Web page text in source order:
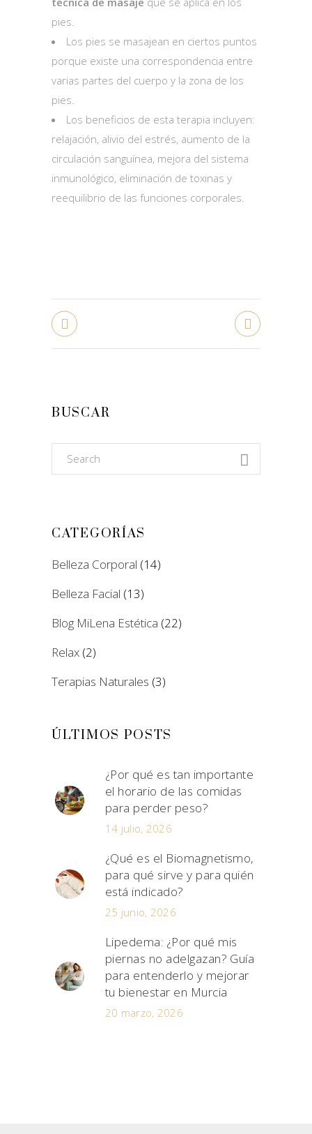
pies.
Los pies se masajean en ciertos puntos
porque existe una correspondencia entre
varias partes del cuerpo y la zona de los
pies.
Los beneficios de esta terapia incluyen:
relajación, alivio del estrés, aumento de la
circulación sanguínea, mejora del sistema
inmunológico, eliminación de toxinas y
reequilibrio de las funciones corporales.
BUSCAR
Search
for:
CATEGORÍAS
Belleza Corporal (14)
Belleza Facial (13)
Blog MiLena Estética (22)
Relax (2)
Terapias Naturales (3)
ÚLTIMOS POSTS
¿Por qué es tan importante
el horario de las comidas
para perder peso?
14 julio, 2026
¿Qué es el Biomagnetismo,
para qué sirve y para quién
está indicado?
25 junio, 2026
Lipedema: ¿Por qué mis
piernas no adelgazan? Guía
para entenderlo y mejorar
tu bienestar en Murcia
20 marzo, 2026